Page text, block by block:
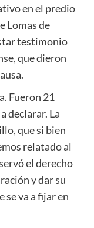
en el predio
Lomas de
testimonio
que dieron
Fueron 21
declarar. La
que si bien
relatado al
el derecho
y dar su
se va a fijar en